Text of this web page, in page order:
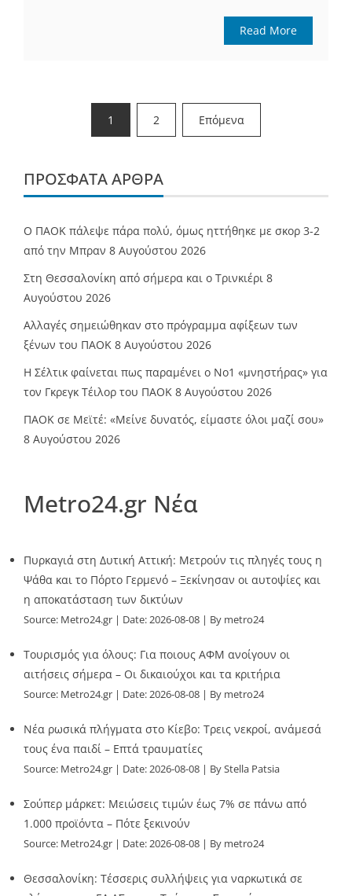
Read More
Σελιδοποίηση
άρθρων
1 2 Επόμενα
ΠΡΌΣΦΑΤΑ ΆΡΘΡΑ
Ο ΠΑΟΚ πάλεψε πάρα πολύ, όμως ηττήθηκε με σκορ 3-2
από την Μπραν 8 Αυγούστου 2026
Στη Θεσσαλονίκη από σήμερα και ο Τρινκιέρι 8
Αυγούστου 2026
Αλλαγές σημειώθηκαν στο πρόγραμμα αφίξεων των
ξένων του ΠΑΟΚ 8 Αυγούστου 2026
Η Σέλτικ φαίνεται πως παραμένει ο Νο1 «μνηστήρας» για
τον Γκρεγκ Τέιλορ του ΠΑΟΚ 8 Αυγούστου 2026
ΠΑΟΚ σε Μεϊτέ: «Μείνε δυνατός, είμαστε όλοι μαζί σου»
8 Αυγούστου 2026
Metro24.gr Νέα
Πυρκαγιά στη Δυτική Αττική: Μετρούν τις πληγές τους η
Ψάθα και το Πόρτο Γερμενό – Ξεκίνησαν οι αυτοψίες και
η αποκατάσταση των δικτύων
Source: Metro24.gr Date: 2026-08-08 By metro24
Τουρισμός για όλους: Για ποιους ΑΦΜ ανοίγουν οι
αιτήσεις σήμερα – Οι δικαιούχοι και τα κριτήρια
Source: Metro24.gr Date: 2026-08-08 By metro24
Νέα ρωσικά πλήγματα στο Κίεβο: Τρεις νεκροί, ανάμεσά
τους ένα παιδί – Επτά τραυματίες
Source: Metro24.gr Date: 2026-08-08 By Stella Patsia
Σούπερ μάρκετ: Μειώσεις τιμών έως 7% σε πάνω από
1.000 προϊόντα – Πότε ξεκινούν
Source: Metro24.gr Date: 2026-08-08 By metro24
Θεσσαλονίκη: Τέσσερις συλλήψεις για ναρκωτικά σε